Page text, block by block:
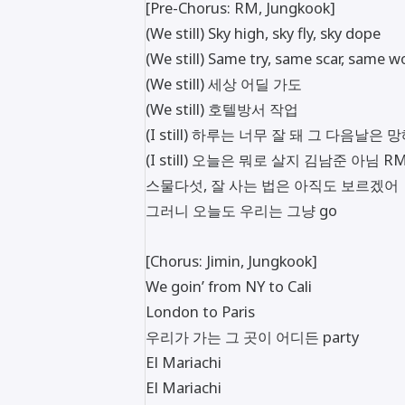
[Pre-Chorus: RM, Jungkook]
(We still) Sky high, sky fly, sky dope
(We still) Same try, same scar, same
(We still) 세상 어딜 가도
(We still) 호텔방서 작업
(I still) 하루는 너무 잘 돼 그 다음날은 망
(I still) 오늘은 뭐로 살지 김남준 아님
스물다섯, 잘 사는 법은 아직도 보르겠어
그러니 오늘도 우리는 그냥 go
[Chorus: Jimin, Jungkook]
We goin’ from NY to Cali
London to Paris
우리가 가는 그 곳이 어디든 party
El Mariachi
El Mariachi